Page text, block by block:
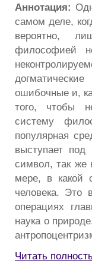
Аннотация:
самом деле,
вероятно,
философией
ошибочные и,
того, чтобы
систему
популярная
выступает
символ, так же
мере, в какой
человека. Это
операциях
наука о
Читать